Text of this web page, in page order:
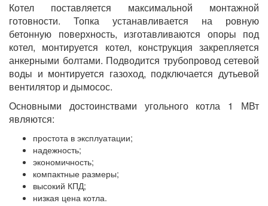
Котел поставляется максимальной монтажной
готовности. Топка устанавливается на ровную
бетонную поверхность, изготавливаются опоры под
котел, монтируется котел, конструкция закрепляется
анкерными болтами. Подводится трубопровод сетевой
воды и монтируется газоход, подключается дутьевой
вентилятор и дымосос.
Основными достоинствами угольного котла 1 МВт
являются:
простота в эксплуатации;
надежность;
экономичность;
компактные размеры;
высокий КПД;
низкая цена котла.